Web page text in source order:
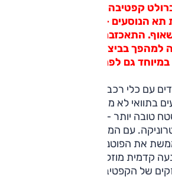
קפטיבה טיפלה בנקודת התורפה
תא הנוסעים – בצורה מוצלחת למדי,
התאכזבנו לגלות כי החלפת
למהפך בביצועים (או בצריכת הדלק),
גם לפני כן, ונותרו מספקים.
עם כלי רכב מסוג זה לשטח, או
בתוואי לא מאתגר, אך עדיין היינו
יותר – הן מבחינת זוויות והן
עם המגבלות הנוכחיות, מערכת
את הפוטנציאל, וכדאי ליבואנית
קדמית מוזלת. ואם נגענו במחיר, הרי
של הקפטיבה – מחיר גרסת הדיזל